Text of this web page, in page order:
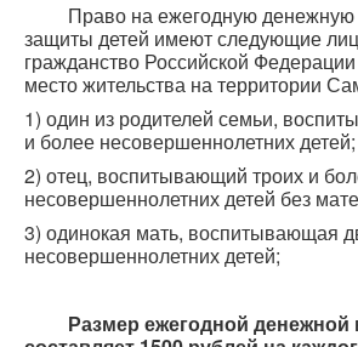
Право на ежегодную денежную
защиты детей имеют следующие
гражданство Российской
место жительства на территории
1) один из родителей семьи,
и более несовершеннолетних детей;
2) отец, воспитывающий троих и
несовершеннолетних детей без
3) одинокая мать, воспитывающая
несовершеннолетних детей;
Размер ежегодной денежной